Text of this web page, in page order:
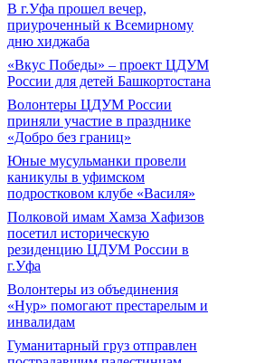
В г.Уфа прошел вечер,
приуроченный к Всемирному
дню хиджаба
«Вкус Победы» – проект ЦДУМ
России для детей Башкортостана
Волонтеры ЦДУМ России
приняли участие в празднике
«Добро без границ»
Юные мусульманки провели
каникулы в уфимском
подростковом клубе «Василя»
Полковой имам Хамза Хафизов
посетил историческую
резиденцию ЦДУМ России в
г.Уфа
Волонтеры из объединения
«Нур» помогают престарелым и
инвалидам
Гуманитарный груз отправлен